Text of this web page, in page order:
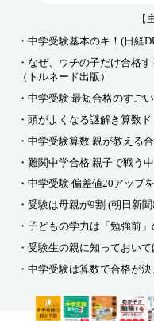
【
・中学受験基本のキ！(日経
・なぜ、ウチの子だけ合格
（トルネード出版）
・中学受験 最短合格のすご
・頭がよくなる謎解き算数
・中学受験算数 親が教える
・難関中学合格 親子で戦う
・中学受験 偏差値20アップ
・受験は母親が9割 (朝日新
・子どもの学力は「勉強前
・受験生の親に知っておい
・中学受験は算数で合格が